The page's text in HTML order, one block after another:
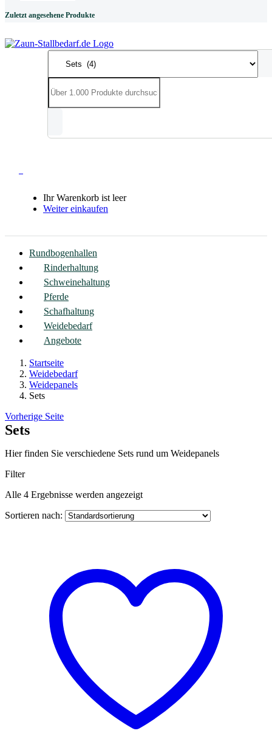
Zuletzt angesehene Produkte
Ihr Warenkorb ist leer
Weiter einkaufen
Rundbogenhallen
Rinderhaltung
Schweinehaltung
Pferde
Schafhaltung
Weidebedarf
Angebote
Startseite
Weidebedarf
Weidepanels
Sets
Vorherige Seite
Sets
Hier finden Sie verschiedene Sets rund um Weidepanels
Filter
Alle 4 Ergebnisse werden angezeigt
Sortieren nach: